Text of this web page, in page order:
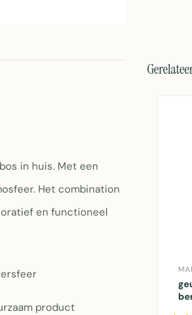
in huis. Met een
Het combination
en functioneel
product